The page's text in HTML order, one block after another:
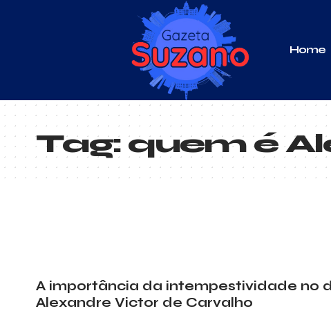
Home
Tag: quem é
A importância da intempestividade no
Alexandre Victor de Carvalho